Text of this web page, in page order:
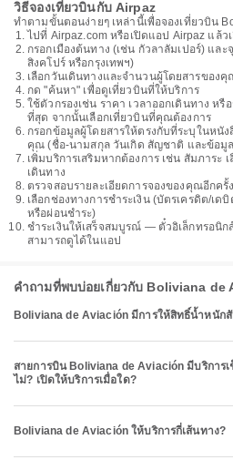
วิธีจองเที่ยวบินกับ Airpaz
ทำตามขั้นตอนง่ายๆ เหล่านี้เพื่อจองเที่ยวบิน
ไปที่ Airpaz.com หรือเปิดแอป Airpaz แล้ว
กรอกเมืองต้นทาง (เช่น กัวลาลัมเปอร์) แล
สิงคโปร์ หรือกรุงเทพฯ)
เลือกวันเดินทางและจำนวนผู้โดยสารของคุ
กด "ค้นหา" เพื่อดูเที่ยวบินที่ให้บริการ
ใช้ตัวกรองเช่น ราคา เวลาออกเดินทาง หรื
ที่สุด จากนั้นเลือกเที่ยวบินที่คุณต้องการ
กรอกข้อมูลผู้โดยสารให้ตรงกับที่ระบุในหนั
คุณ (ชื่อ-นามสกุล วันเกิด สัญชาติ และข้อมู
เพิ่มบริการเสริมหากต้องการ เช่น สัมภาระ
เดินทาง
ตรวจสอบรายละเอียดการจองของคุณอีกครั้ง
เลือกช่องทางการชำระเงิน (บัตรเครดิต/เด
หรือผ่อนชำระ)
ชำระเงินให้เสร็จสมบูรณ์ — ตั๋วอิเล็กทรอนิ
สามารถดูได้ในแอป
คำถามที่พบบ่อยเกี่ยวกับ Boliviana de
Boliviana de Aviación มีการให้สิทธิ์น้ำหนัก
สายการบิน Boliviana de Aviación มีบริการ
ไม่? เปิดให้บริการเมื่อใด?
Boliviana de Aviación ให้บริการกี่เส้นทาง?